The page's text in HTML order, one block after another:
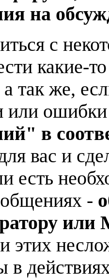
на
с
какие-
а так же,
или
в
вас и
есть
-
или
этих
в